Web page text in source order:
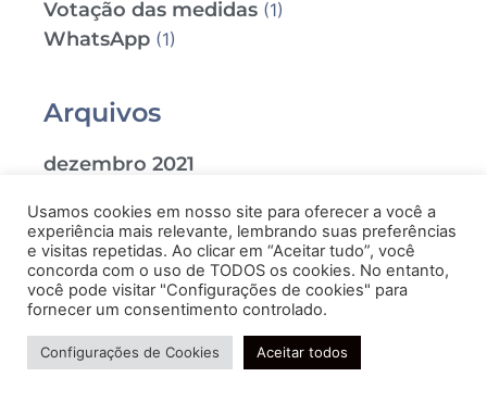
Votação das medidas (1)
WhatsApp (1)
Arquivos
dezembro 2021
outubro 2021
setembro 2021
agosto 2021
julho 2021
junho 2021
maio 2021
Usamos cookies em nosso site para oferecer a você a
experiência mais relevante, lembrando suas preferências
e visitas repetidas. Ao clicar em “Aceitar tudo”, você
concorda com o uso de TODOS os cookies. No entanto,
você pode visitar "Configurações de cookies" para
fornecer um consentimento controlado.
Configurações de Cookies Aceitar todos
Precisa de ajuda?